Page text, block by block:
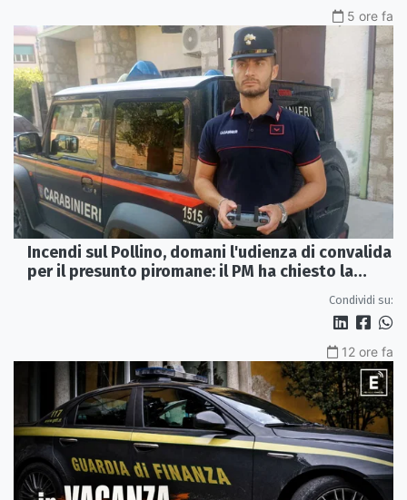
5 ore fa
Incendi sul Pollino, domani l'udienza di convalida
per il presunto piromane: il PM ha chiesto la
Condividi su:
12 ore fa